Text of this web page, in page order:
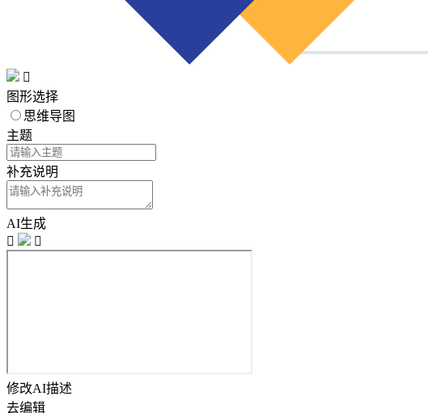

图形选择
思维导图
主题
补充说明
AI生成


修改AI描述
去编辑